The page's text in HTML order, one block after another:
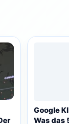
Google
Was das